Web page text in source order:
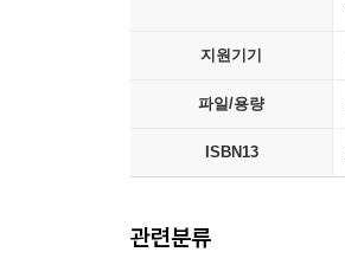
지원기기
파일/용량
ISBN13
관련분류